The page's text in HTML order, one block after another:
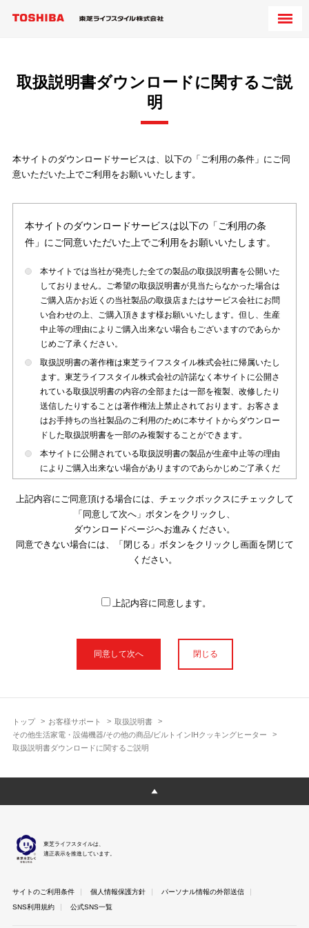
トップ お客様サポート
取扱説明書
その他生活家電・設備機器/その他の商品/ビルトインIHクッキングヒーター
取扱説明書ダウンロードに関するご説明
取扱説明書ダウンロードに関するご説
明
本サイトのダウンロードサービスは、以下の「ご利用の条件」にご同
意いただいた上でご利用をお願いいたします。
本サイトのダウンロードサービスは以下の「ご利用の条
件」にご同意いただいた上でご利用をお願いいたします。
本サイトでは当社が発売した全ての製品の取扱説明書を公開いた
しておりません。ご希望の取扱説明書が見当たらなかった場合は
ご購入店かお近くの当社製品の取扱店またはサービス会社にお問
い合わせの上、ご購入頂きます様お願いいたします。但し、生産
中止等の理由によりご購入出来ない場合もございますのであらか
じめご了承ください。
取扱説明書の著作権は東芝ライフスタイル株式会社に帰属いたし
ます。東芝ライフスタイル株式会社の許諾なく本サイトに公開さ
れている取扱説明書の内容の全部または一部を複製、改修したり
送信したりすることは著作権法上禁止されております。お客さま
はお手持ちの当社製品のご利用のために本サイトからダウンロー
ドした取扱説明書を一部のみ複製することができます。
本サイトに公開されている取扱説明書の製品が生産中止等の理由
によりご購入出来ない場合がありますのであらかじめご了承くだ
本サイトに公開されている取扱説明書は、製品が発売された時点
のものを掲載しております。従いまして本サイトに掲載されてい
る取扱説明書の記載内容とお客さまがお持ちの製品の仕様がその
後のマイナーチェンジ等で変更になる場合がございます。本サイ
トに公開されている取扱説明書の内容とお手持ちの製品の仕様に
使用上のご注意や安全上のご注意、また測定基準や数値等は取扱
説明書が作成された時点での基準に応じた内容となっております
明書以外の印刷物が同梱されている場合がありますが、本サイト
ではそれらを全て公開しておりませんのであらかじめご了承くだ
さい。
ございますのであらかじめご了承ください。
のであらかじめご了承ください。
上記内容にご同意頂ける場合には、チェックボックスにチェックして
「同意して次へ」ボタンをクリックし、
ダウンロードページへお進みください。
同意できない場合には、「閉じる」ボタンをクリックし画面を閉じて
ください。
上記内容に同意します。
閉じる
東芝ライフスタイルは、
適正表示を推進しています。
サイトのご利用条件 個人情報保護方針
パーソナル情報の外部送信
SNS利用規約
公式SNS一覧